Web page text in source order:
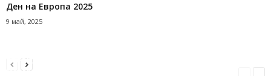
Ден на Европа 2025
9 май, 2025
Историческият музей в Хасково
Мездра.com
Вита баница със сирене
Мездра.com
Трюфелът – храната на боговете